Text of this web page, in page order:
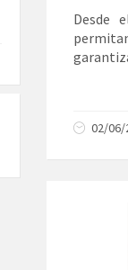
Desde
02/06/